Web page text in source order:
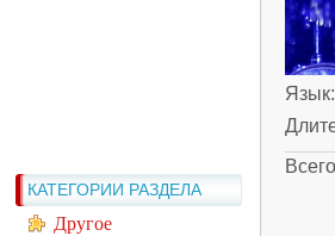
КАТЕГОРИИ РАЗДЕЛА
Другое
Язык